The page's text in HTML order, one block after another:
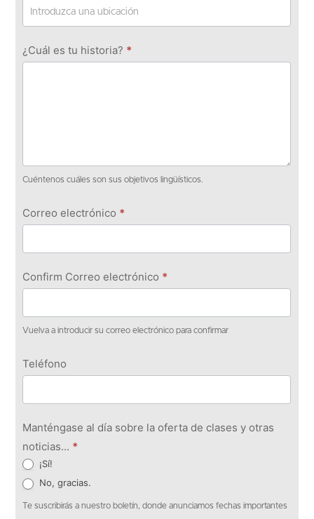
¿Cuál es tu historia? *
Cuéntenos cuáles son sus objetivos lingüísticos.
Correo electrónico *
Confirm Correo electrónico *
Vuelva a introducir su correo electrónico para confirmar
Teléfono
Manténgase al día sobre la oferta de clases y otras
noticias... *
¡Sí!
No, gracias.
Te suscribirás a nuestro boletín, donde anunciamos fechas importantes